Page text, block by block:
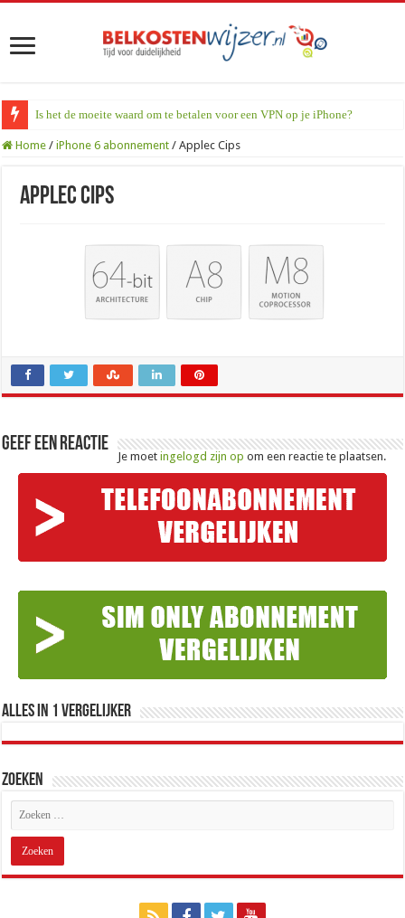
Is het de moeite waard om te betalen voor een VPN op je iPhone?
Home / iPhone 6 abonnement / Applec Cips
Applec Cips
Geef een reactie
Je moetingelogd zijn op om een reactie te plaatsen.
Alles in 1 Vergelijker
Zoeken